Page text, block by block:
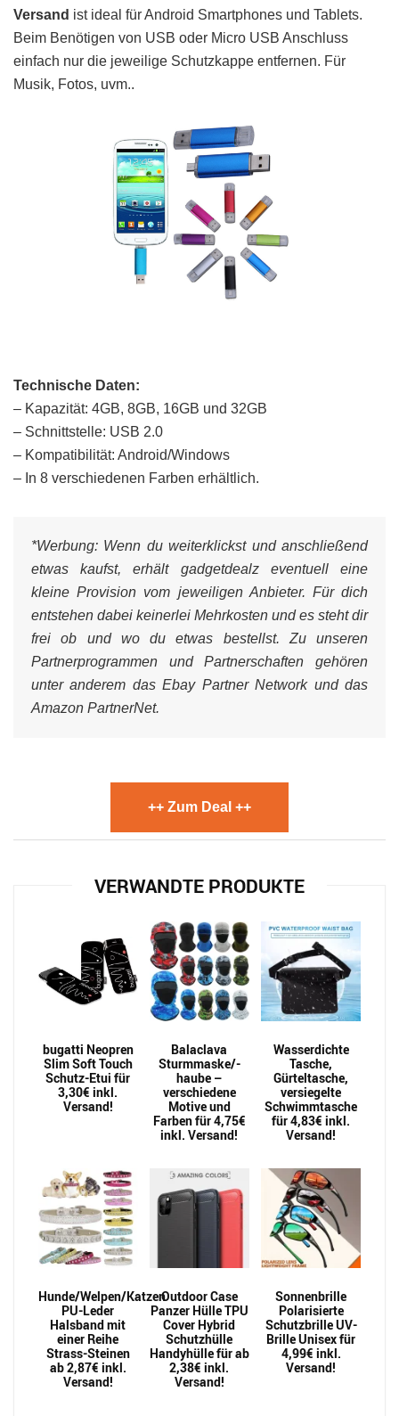
Versand ist ideal für Android Smartphones und Tablets.
Beim Benötigen von USB oder Micro USB Anschluss
einfach nur die jeweilige Schutzkappe entfernen. Für
Musik, Fotos, uvm..
Technische Daten:
– Kapazität: 4GB, 8GB, 16GB und 32GB
– Schnittstelle: USB 2.0
– Kompatibilität: Android/Windows
– In 8 verschiedenen Farben erhältlich.
*Werbung: Wenn du weiterklickst und anschließend
etwas kaufst, erhält gadgetdealz eventuell eine
kleine Provision vom jeweiligen Anbieter. Für dich
entstehen dabei keinerlei Mehrkosten und es steht dir
frei ob und wo du etwas bestellst. Zu unseren
Partnerprogrammen und Partnerschaften gehören
unter anderem das Ebay Partner Network und das
Amazon PartnerNet.
++ Zum Deal ++
VERWANDTE PRODUKTE
bugatti Neopren
Slim Soft Touch
Schutz-Etui für
3,30€ inkl.
Versand!
Balaclava
Sturmmaske/-
haube –
verschiedene
Motive und
Farben für 4,75€
inkl. Versand!
Wasserdichte
Tasche,
Gürteltasche,
versiegelte
Schwimmtasche
für 4,83€ inkl.
Versand!
Hunde/Welpen/Katzen
PU-Leder
Halsband mit
einer Reihe
Strass-Steinen
ab 2,87€ inkl.
Versand!
Outdoor Case
Panzer Hülle TPU
Cover Hybrid
Schutzhülle
Handyhülle für ab
2,38€ inkl.
Versand!
Sonnenbrille
Polarisierte
Schutzbrille UV-
Brille Unisex für
4,99€ inkl.
Versand!